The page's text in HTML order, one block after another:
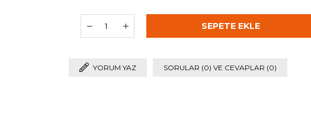
YORUM YAZ SORULAR (0) VE CEVAPLAR (0)